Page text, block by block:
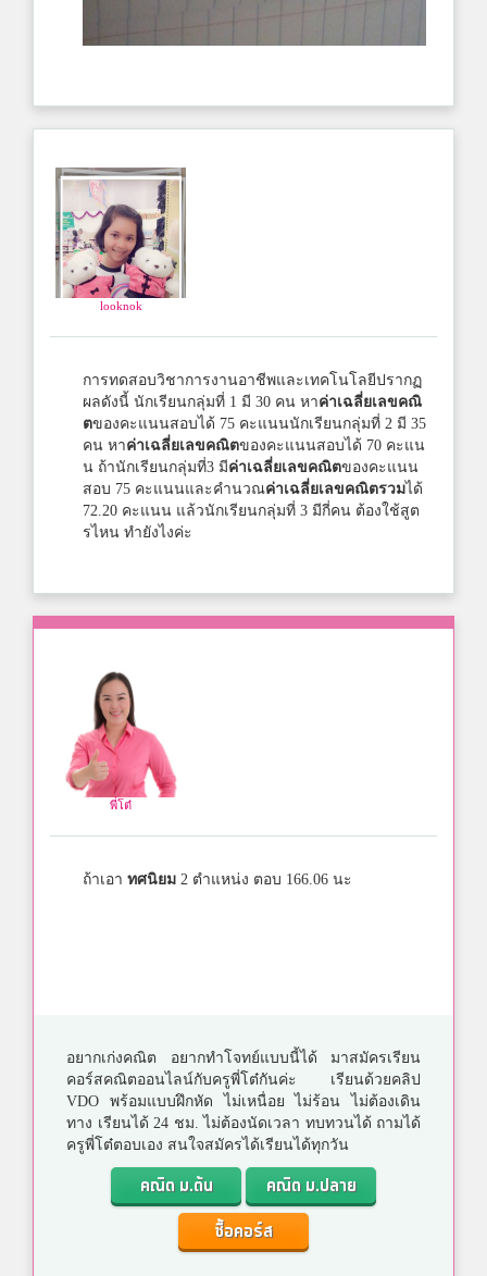
looknok
การทดสอบวิชาการงานอาชีพและเทคโนโลยีปรากฏ
ผลดังนี้ นักเรียนกลุ่มที่ 1 มี 30 คน หาค่าเฉลี่ยเลขคณิ
ตของคะแนนสอบได้ 75 คะแนนนักเรียนกลุ่มที่ 2 มี 35
คน หาค่าเฉลี่ยเลขคณิตของคะแนนสอบได้ 70 คะแน
น ถ้านักเรียนกลุ่มที่3 มีค่าเฉลี่ยเลขคณิตของคะแนน
สอบ 75 คะแนนและคำนวณค่าเฉลี่ยเลขคณิตรวมได้
72.20 คะแนน แล้วนักเรียนกลุ่มที่ 3 มีกี่คน ต้องใช้สูต
รไหน ทำยังไงค่ะ
พี่โต๋
ถ้าเอา ทศนิยม 2 ตำแหน่ง ตอบ 166.06 นะ
อยากเก่งคณิต อยากทำโจทย์แบบนี้ได้ มาสมัครเรียน
คอร์สคณิตออนไลน์กับครูพี่โต๋กันค่ะ เรียนด้วยคลิป
VDO พร้อมแบบฝึกหัด ไม่เหนื่อย ไม่ร้อน ไม่ต้องเดิน
ทาง เรียนได้ 24 ชม. ไม่ต้องนัดเวลา ทบทวนได้ ถามได้
ครูพี่โต๋ตอบเอง สนใจสมัครได้เรียนได้ทุกวัน
คณิต ม.ต้น
คณิต ม.ปลาย
ซื้อคอร์ส